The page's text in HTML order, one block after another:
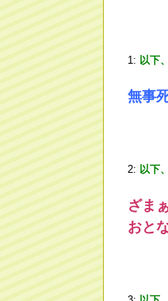
1: 以下
無事
2: 以下
ざま
おと